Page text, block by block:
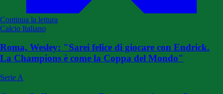
Continua la lettura
Calcio Italiano
Roma, Wesley: "Sarei felice di giocare con Endrick.
La Champions è come la Coppa del Mondo"
Serie A